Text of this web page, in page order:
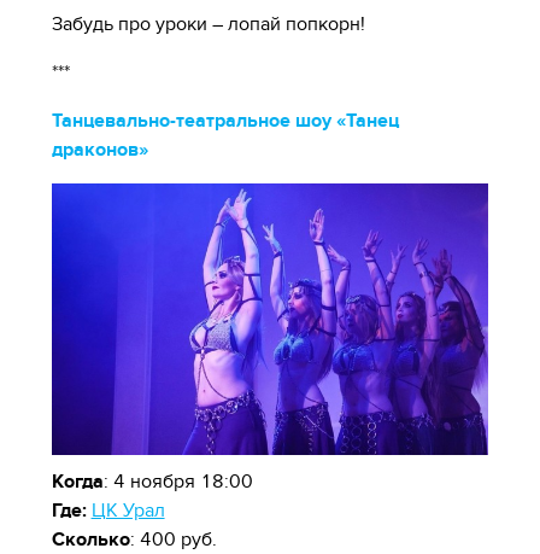
Забудь про уроки – лопай попкорн!
***
Танцевально-театральное шоу «Танец
драконов»
Когда: 4 ноября 18:00
Где: ЦК Урал
Сколько: 400 руб.